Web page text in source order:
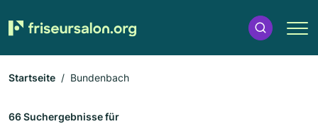
Startseite Bundenbach
66 Suchergebnisse für